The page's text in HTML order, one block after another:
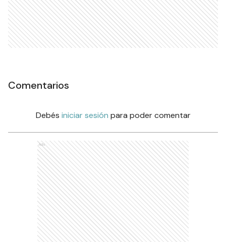
Comentarios
Debés iniciar sesión para poder comentar
Ads